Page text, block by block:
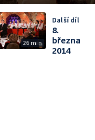
26 min
Další díl
8.
března
2014